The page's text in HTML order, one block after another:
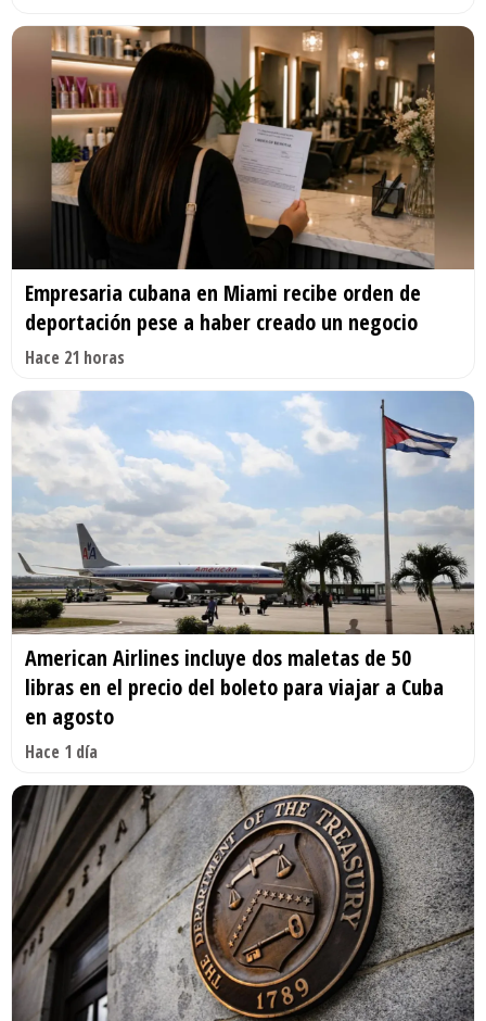
Empresaria cubana en Miami recibe orden de
deportación pese a haber creado un negocio
Hace 21 horas
American Airlines incluye dos maletas de 50
libras en el precio del boleto para viajar a Cuba
en agosto
Hace 1 día